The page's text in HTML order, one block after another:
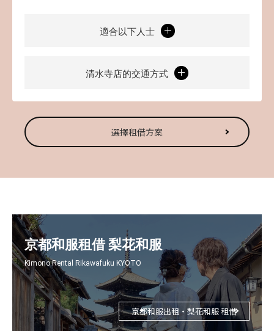
適合以下人士
清水寺店的交通方式
選擇租借方案
京都和服租借 梨花和服
Kimono Rental Rikawafuku KYOTO
京都和服出租・梨花和服 租借